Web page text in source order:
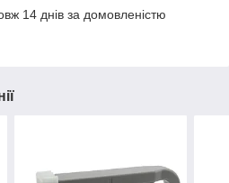
14 днів за домовленістю